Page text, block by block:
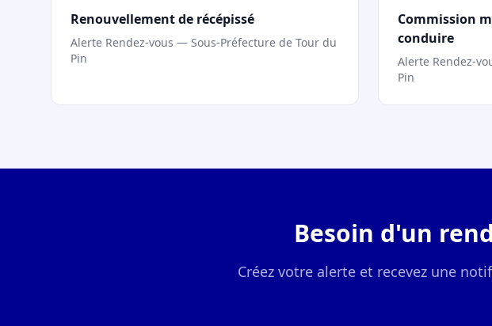
Renouvellement de récépissé
Alerte Rendez-vous — Sous-Préfecture de Tour du
Pin
Commission
conduire
Alerte Rendez-
Pin
Besoin d'un
Créez votre alerte et recevez une